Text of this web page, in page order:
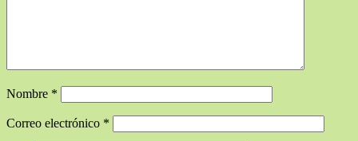
Nombre *
Correo electrónico *